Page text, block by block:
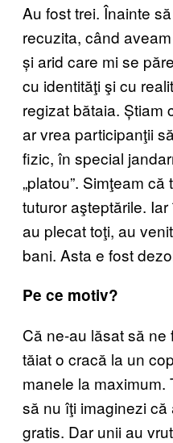
Au fost trei. Înainte
recuzita, când
și arid care mi se
cu identităţi şi cu
regizat bătaia. Știam
ar vrea participanţii
fizic, în special
„platou”. Simţeam
tuturor aşteptările.
au plecat toţi, au
bani. Asta e fost
Pe ce motiv?
Că ne-au lăsat să
tăiat o cracă la un
manele la maximum.
să nu îţi imaginezi
gratis. Dar unii au